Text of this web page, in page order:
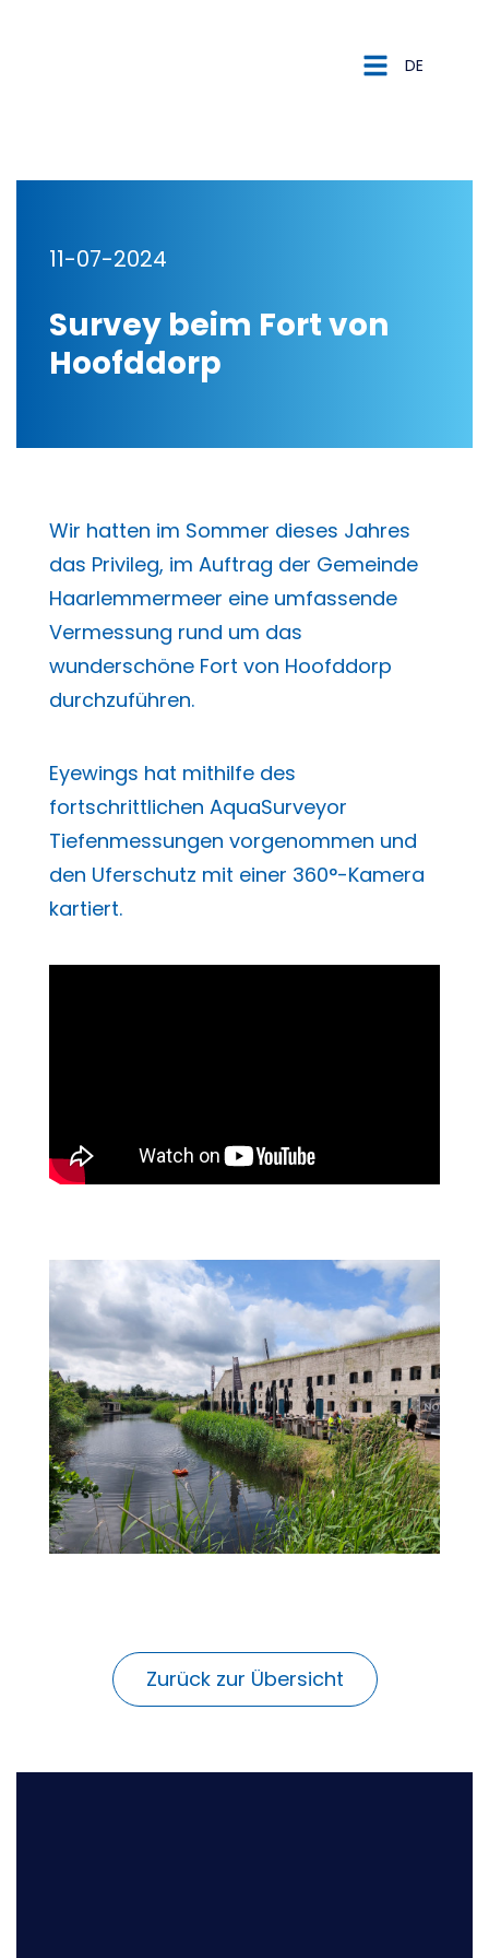
DE
11-07-2024
Survey beim Fort von
Hoofddorp
Wir hatten im Sommer dieses Jahres
das Privileg, im Auftrag der Gemeinde
Haarlemmermeer eine umfassende
Vermessung rund um das
wunderschöne Fort von Hoofddorp
durchzuführen.
Eyewings hat mithilfe des
fortschrittlichen AquaSurveyor
Tiefenmessungen vorgenommen und
den Uferschutz mit einer 360°-Kamera
kartiert.
Zurück zur Übersicht